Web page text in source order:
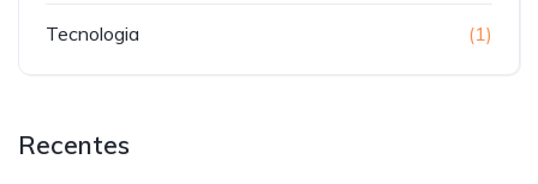
Tecnologia (1)
Recentes